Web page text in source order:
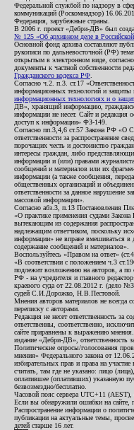
Федеральной службой по надзору в
коммуникаций (Роскомнадзор)
Федерация, зарубежные страны.
В 2006 г. проект «Дебри-ДВ» был
№ 125 «Об архивном деле в
Основной фонд архива составляют
рукописи по дальневосточной (РФ)
открытым в электронном виде,
документы к частной собственности
Гражданского кодекса РФ
Согласно ч.2. п.3. ст.17
информационных технологий и защиты
информационных технологиях и о
ДВ», хранящий информацию,
информации не несет. Сайт и редакция
доступ к информации» ФЗ-149.
Согласно пп.3,4,6 ст.57 Закона РФ «О
ответственности за распространение
порочащих честь и достоинство
интересы граждан, либо
информации и (или) правами
сообщений и материалов или их
информации (а также сообщения,
общественных организаций и
ответственности за данное нарушение
массовой информации».
Согласно абз.3, п.13 Постановления
«О практике применения судами
вытекающим из содержания
надлежащим ответчиком, поскольку
информации» не вправе вмешиваться в
содержание сообщений и материалов».
Воспользуйтесь «Правом на ответ»
«В соответствии с положением ч.3
подлежит возложению на авторов, а
РФ - на учредителя и главного
краевого суда от 22.08.2012 г. (дело
судей С.И.Дорожко, Н.В.Пестовой.
Мнения авторов материалов не всегда
переписку с авторами.
Редакция не несет ответственность за
ответственны, соответственно,
сайте приравнены к выражению
издание «Дебри-ДВ», ответственность
Политические опросы/голосования
мнения» Федерального закона от
избирательных прав и права на
считать, там где не указано: лицо
оплатившее (оплативших) указанную
безвозмездно/бесплатно.
Часовой пояс сервера UTC+11 (AEST),
Если вы обнаружили ошибки на сайте,
Распространение информации о
публикации на актуальные темы,
детей старше 16 лет.